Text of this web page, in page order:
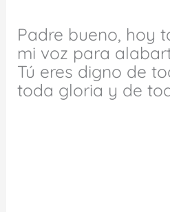
Padre bueno, hoy
mi voz para
Tú eres digno de
toda gloria y de